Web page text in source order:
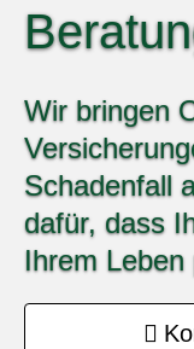
Wir bringen
Schadenfall
dafür, dass
Ihrem Leben